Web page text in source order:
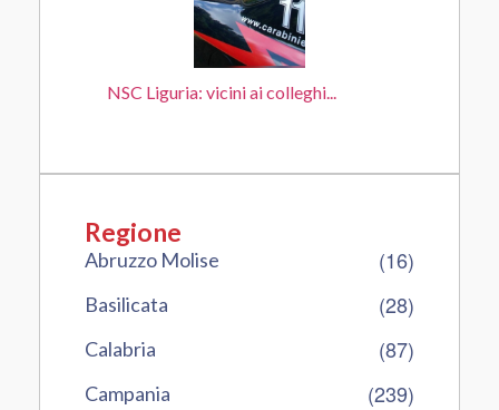
NSC Liguria: vicini ai colleghi...
Regione
Abruzzo Molise (16)
Basilicata (28)
Calabria (87)
Campania (239)